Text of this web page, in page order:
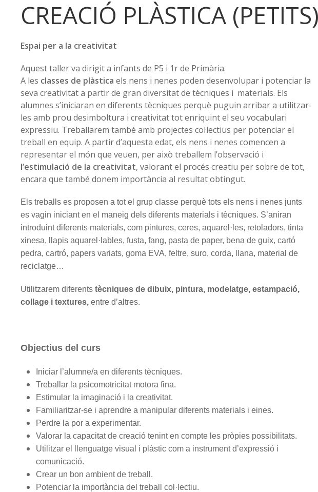
CREACIÓ PLÀSTICA (PETITS)
Espai per a la creativitat
Aquest taller va dirigit a infants de P5 i 1r de Primària.
A les classes de plàstica els nens i nenes poden desenvolupar i potenciar la
seva creativitat a partir de gran diversitat de tècniques i materials. Els
alumnes s’iniciaran en diferents tècniques perquè puguin arribar a utilitzar-
les amb prou desimboltura i creativitat tot enriquint el seu vocabulari
expressiu. Treballarem també amb projectes col·lectius per potenciar el
treball en equip. A partir d’aquesta edat, els nens i nenes comencen a
representar el món que veuen, per això treballem l’observació i
l’estimulació de la creativitat, valorant el procés creatiu per sobre de tot,
encara que també donem importància al resultat obtingut.
Els treballs es proposen a tot el grup classe perquè tots els nens i nenes junts
es vagin iniciant en el maneig dels diferents materials i tècniques. S’aniran
introduint diferents materials, com pintures, ceres, aquarel·les, retoladors, tinta
xinesa, llapis aquarel·lables, fusta, fang, pasta de paper, bena de guix, cartó
pedra, cartró, papers variats, goma EVA, feltre, suro, corda, llana, material de
reciclatge…
Utilitzarem diferents tècniques de dibuix, pintura, modelatge, estampació,
collage i textures, entre d’altres.
Objectius del curs
Iniciar l’alumne/a en diferents tècniques.
Treballar la psicomotricitat motora fina.
Estimular la imaginació i la creativitat.
Familiaritzar-se i aprendre a manipular diferents materials i eines.
Perdre la por a experimentar.
Valorar la capacitat de creació tenint en compte les pròpies possibilitats.
Utilitzar el llenguatge visual i plàstic com a instrument d’expressió i
comunicació.
Crear un bon ambient de treball.
Potenciar la importància del treball col·lectiu.